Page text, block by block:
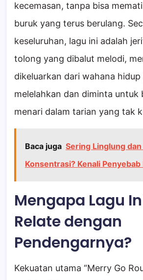
kecemasan, tanpa bisa
buruk yang terus berulang.
keseluruhan, lagu ini adalah
tolong yang dibalut melodi,
dikeluarkan dari wahana hidup
melelahkan dan diminta untuk
menari dalam tarian yang tak
Baca juga Sering Linglung
Konsentrasi? Kenali Penyebab
Mengapa Lagu
Relate dengan
Pendengarnya?
Kekuatan utama “Merry Go